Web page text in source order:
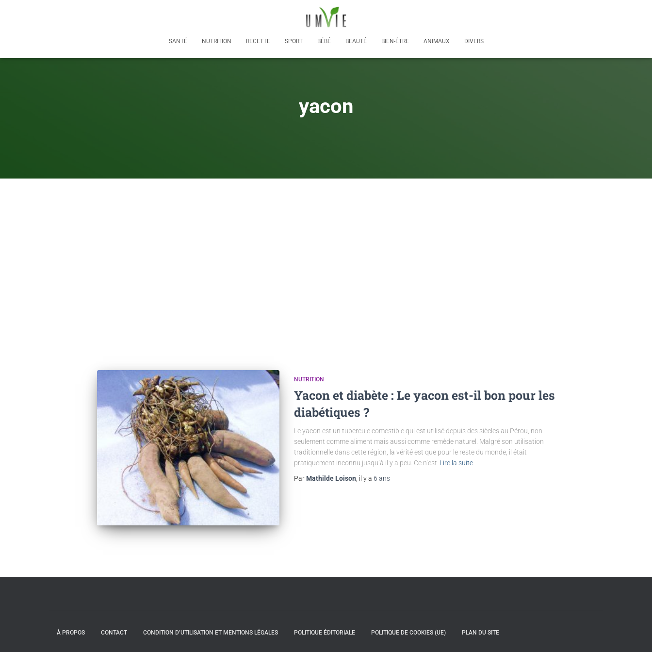
SANTÉ NUTRITION RECETTE SPORT BÉBÉ BEAUTÉ BIEN-ÊTRE ANIMAUX DIVERS
yacon
NUTRITION
Yacon et diabète : Le yacon est-il bon pour les
diabétiques ?
Le yacon est un tubercule comestible qui est utilisé depuis des siècles au Pérou, non
seulement comme aliment mais aussi comme remède naturel. Malgré son utilisation
traditionnelle dans cette région, la vérité est que pour le reste du monde, il était
pratiquement inconnu jusqu’à il y a peu. Ce n’est Lire la suite
Par Mathilde Loison , il y a 6 ans
À PROPOS CONTACT CONDITION D’UTILISATION ET MENTIONS LÉGALES POLITIQUE ÉDITORIALE POLITIQUE DE COOKIES (UE) PLAN DU SITE